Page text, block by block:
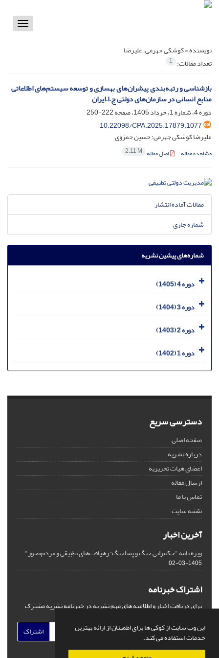
این وب سایت از کوکی ها برای اطمینان از ارائه بهترین
خدمات استفاده می کند.
Toggle
نویسنده =کوشکی جهرمی، علیرضا
تعداد مقالات: 1
بازشناسی و رتبه‌بندی پیشران‌های بهسازی و توسعه سیستم‌های اطلاعاتی
منابع انسانی در سازمان‌های دولتی ج.ا.ایران
دوره 4، شماره 1، خرداد 1405، صفحه
222-250
10.22098/CPA.2025.17879.1077
علیرضا کوشکی جهرمی؛ حسین حمزوی
مشاهده مقاله اصل مقاله 2.11 M
مقالات آماده انتشار
شماره جاری
شماره‌های پیشین نشریه
دوره 4 (1405)
دوره 3 (1404)
دوره 2 (1403)
دوره 1 (1402)
دسترسی سریع
صفحه اصلی
درباره نشریه
اعضای هیات تحریریه
ارسال مقاله
تماس با ما
نقشه سایت
آخرین اخبار
ویژه نامه "حکمرانی جنگ و پساجنگ: رهیافت‌های تطبیقی و مردم‌محور"
1405-03-02
اشتراک خبرنامه
برای دریافت اخبار و اطلاعیه های مهم نشریه در خبرنامه نشریه مشترک
اشتراک